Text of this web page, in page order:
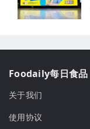
Foodaily每日食品
关于我们
使用协议